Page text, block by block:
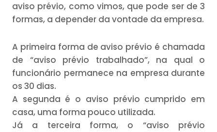
aviso prévio, como vimos, que pode ser de 3
formas, a depender da vontade da empresa.
A primeira forma de aviso prévio é chamada
de “aviso prévio trabalhado”, na qual o
funcionário permanece na empresa durante
os 30 dias.
A segunda é o aviso prévio cumprido em
casa, uma forma pouco utilizada.
Já a terceira forma, o “aviso prévio